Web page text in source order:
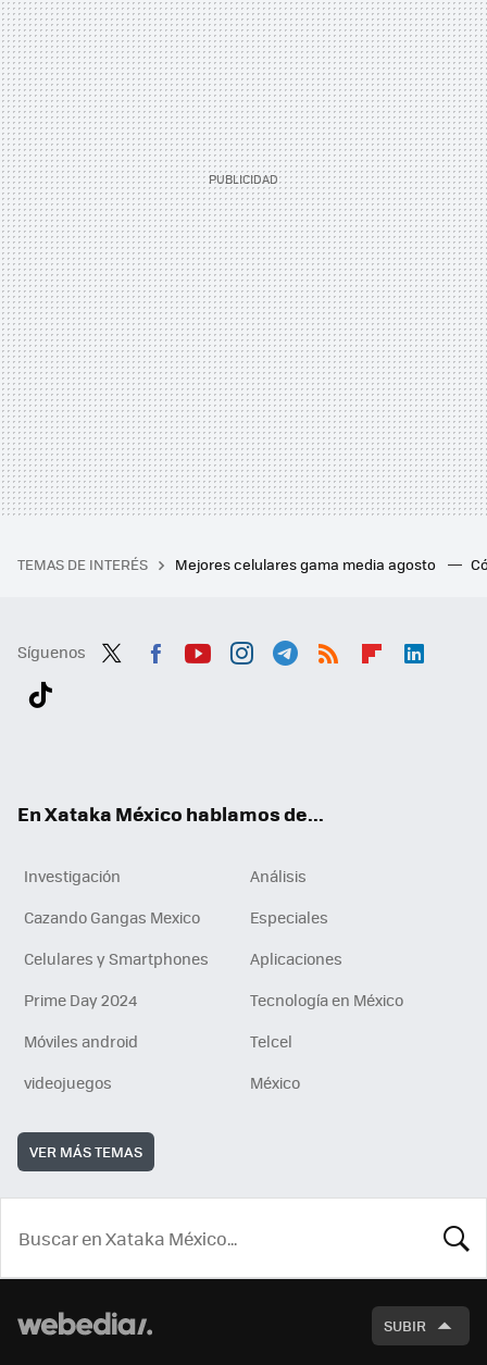
TEMAS DE INTERÉS Mejores celulares gama media agosto
Síguenos
En Xataka México hablamos de...
Investigación
Análisis
Cazando Gangas Mexico
Especiales
Celulares y Smartphones
Aplicaciones
Prime Day 2024
Tecnología en México
Móviles android
Telcel
videojuegos
México
VER MÁS TEMAS
SUBIR